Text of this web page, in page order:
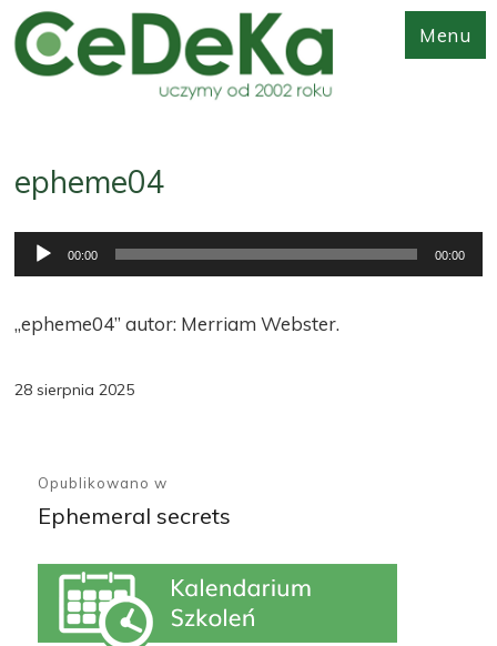
Menu
epheme04
Odtwarzacz
plików
00:00 00:00
„epheme04” autor: Merriam Webster.
28 sierpnia 2025
wpisu
Opublikowano w
Ephemeral secrets